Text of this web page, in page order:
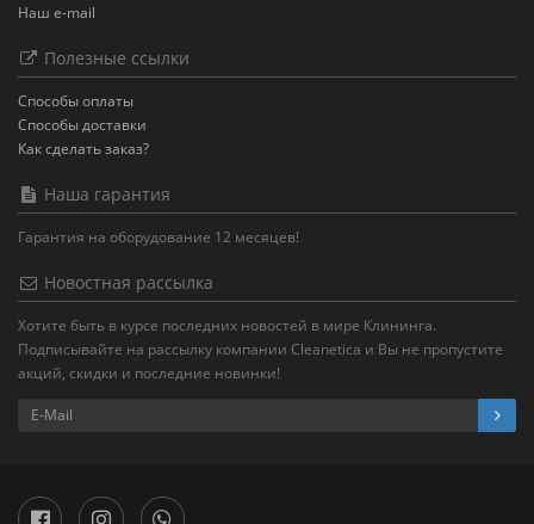
Наш e-mail
Полезные ссылки
Способы оплаты
Способы доставки
Как сделать заказ?
Наша гарантия
Гарантия на оборудование 12 месяцев!
Новостная рассылка
Хотите быть в курсе последних новостей в мире Клининга.
Подписывайте на рассылку компании Cleanetica и Вы не пропустите
акций, скидки и последние новинки!